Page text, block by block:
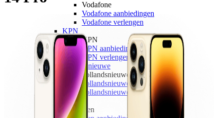
Vodafone
Vodafone aanbiedingen
Vodafone verlengen
KPN
KPN
KPN aanbiedingen
KPN verlengen
hollandsnieuwe
hollandsnieuwe
hollandsnieuwe aanbiedingen
hollandsnieuwe verlengen
Ben
Ben